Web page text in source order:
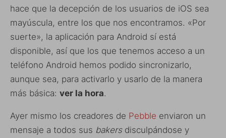
hace que la decepción de los usuarios de iOS sea
mayúscula, entre los que nos encontramos. «Por
suerte», la aplicación para Android sí está
disponible, así que los que tenemos acceso a un
teléfono Android hemos podido sincronizarlo,
aunque sea, para activarlo y usarlo de la manera
más básica: ver la hora.
Ayer mismo los creadores de Pebble enviaron un
mensaje a todos sus bakersdisculpándose y